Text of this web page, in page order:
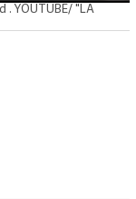
YOUTUBE/ "LA